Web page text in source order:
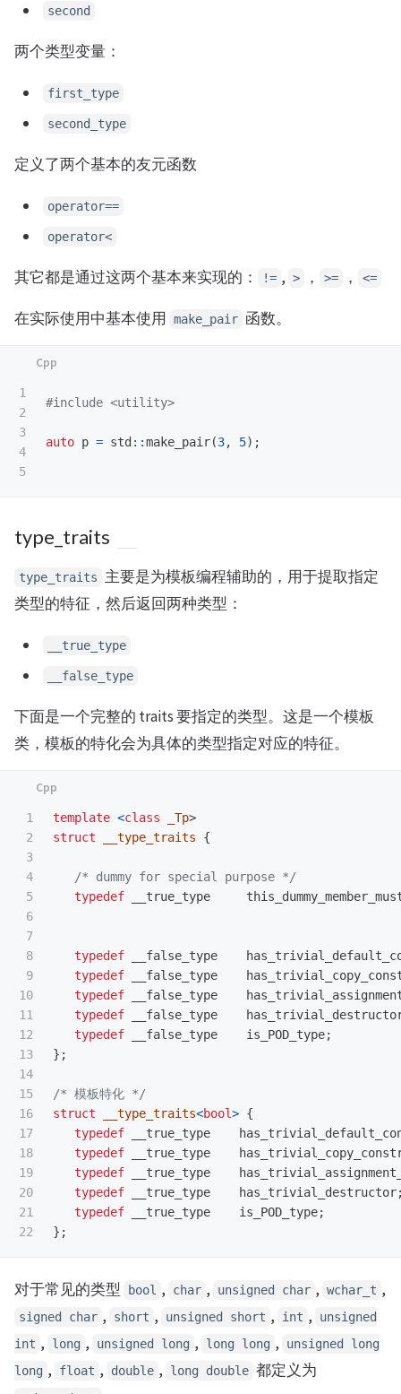
second
两个类型变量：
first_type
second_type
定义了两个基本的友元函数
operator==
operator<
其它都是通过这两个基本来实现的： != , > ， >= ， <=
在实际使用中基本使用 make_pair 函数。
1
2
3
4
#include <utility>
auto p = std ::make_pair(3, 5);
type_traits
type_traits
主要是为模板编程辅助的，用于提取指定
类型的特征，然后返回两种类型：
__true_type
__false_type
下面是一个完整的 traits 要指定的类型。这是一个模板
类，模板的特化会为具体的类型指定对应的特征。
1
2
3
4
5
6
7
8
9
10
11
12
13
14
15
16
17
18
19
20
21
template <class _Tp>
struct
__type_traits {
/* dummy for special purpose */
typedef
__true_type
typedef __false_type
typedef
__false_type
typedef
__false_type
typedef
__false_type
typedef
__false_type is_POD_type;
};
/* 模板特化 */
struct
__type_traits<bool> {
typedef
__true_type
typedef
__true_type
typedef
__true_type
typedef
__true_type has_trivial_destructor
typedef
__true_type is_POD_type;
};
对于常见的类型 bool , char , unsigned char , wchar_t ,
signed char , short , unsigned short , int ,
unsigned
int , long , unsigned long , long long ,
unsigned long
long , float , double , long double 都定义为